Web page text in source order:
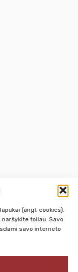
(angl. cookies).
toliau. Savo
savo interneto